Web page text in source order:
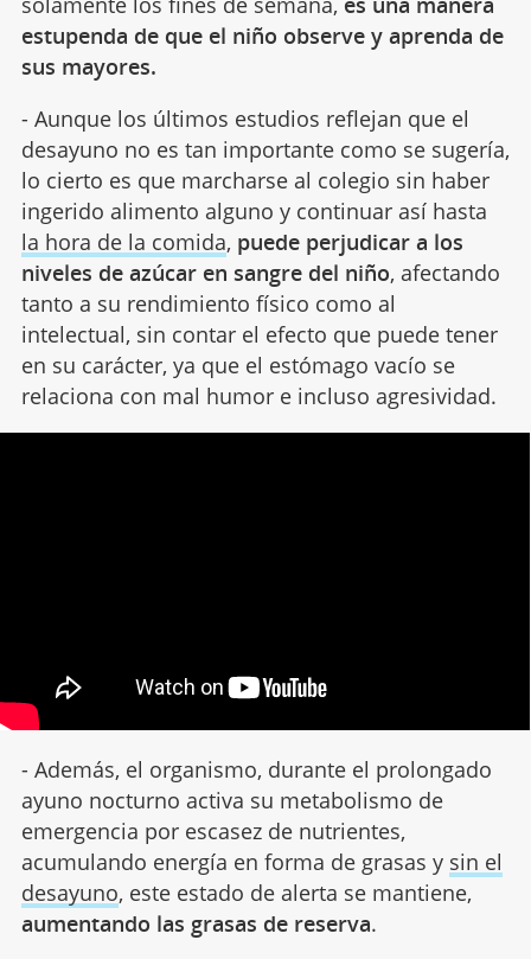
estupenda de que el niño observe y aprenda de
sus mayores.
- Aunque los últimos estudios reflejan que el
desayuno no es tan importante como se sugería,
lo cierto es que marcharse al colegio sin haber
ingerido alimento alguno y continuar así hasta
la hora de la comida, puede perjudicar a los
niveles de azúcar en sangre del niño, afectando
tanto a su rendimiento físico como al
intelectual, sin contar el efecto que puede tener
en su carácter, ya que el estómago vacío se
relaciona con mal humor e incluso agresividad.
- Además, el organismo, durante el prolongado
ayuno nocturno activa su metabolismo de
emergencia por escasez de nutrientes,
acumulando energía en forma de grasas y sin el
desayuno, este estado de alerta se mantiene,
aumentando las grasas de reserva.